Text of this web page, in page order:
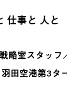
仕事と 人と
略室スタッフ
田空港第3タ